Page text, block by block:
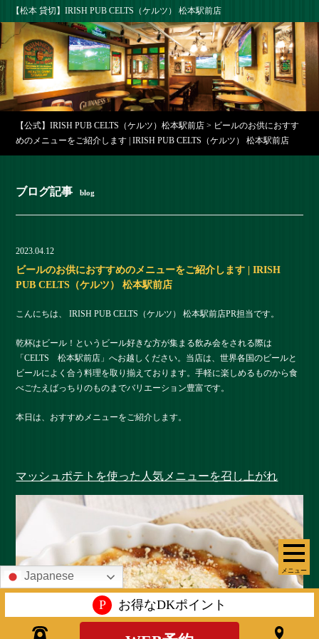
【松本 貸切】IRISH PUB CELTS（ケルツ） 松本駅前店
メニュー
【公式】IRISH PUB CELTS（ケルツ）松本駅前店 > ビールのお供におすす
めのメニューをご紹介します | IRISH PUB CELTS（ケルツ） 松本駅前店
ブログ記事 blog
2023.04.12
ビールのお供におすすめのメニューをご紹介します | IRISH
PUB CELTS（ケルツ） 松本駅前店
こんにちは、 IRISH PUB CELTS（ケルツ） 松本駅前店PR担当です。
乾杯はビール！というビール好きな方が集まる飲み会をされる際は
「CELTS 松本駅前店」へお越しください。当店は、世界各国のビールと
ビールによく合う料理を取り揃えております。手軽に楽しめるものから食
べごたえばっちりのものまでバリエーション豊富です。
本日は、おすすめメニューをご紹介します。
マッシュポテトを使った人気メニューを召し上がれ
Japanese
P お得なDKポイント